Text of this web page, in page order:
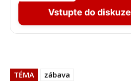
Vstupte do diskuze
TÉMA zábava